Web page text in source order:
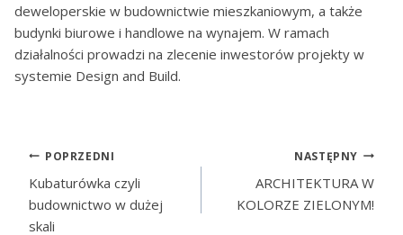
deweloperskie w budownictwie mieszkaniowym, a także
budynki biurowe i handlowe na wynajem. W ramach
działalności prowadzi na zlecenie inwestorów projekty w
systemie Design and Build.
POPRZEDNI
Kubaturówka czyli
budownictwo w dużej
skali
NASTĘPNY
ARCHITEKTURA W
KOLORZE ZIELONYM!